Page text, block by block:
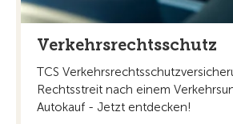
Verkehrsrechtsschutz
TCS
Rechtsstreit nach einem
Autokauf - Jetzt entdecken!